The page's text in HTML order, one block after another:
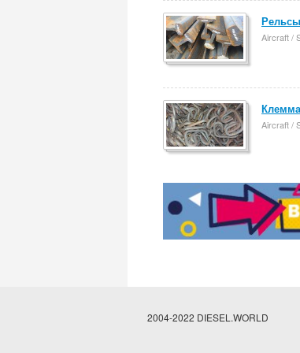
Aircraft /
Aircraft /
2004-2022 DIESEL.WORLD